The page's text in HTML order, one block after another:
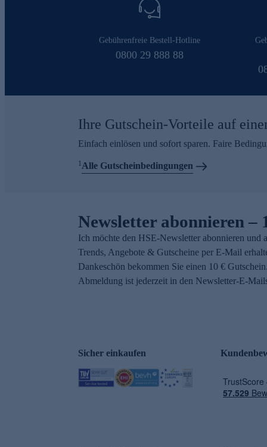
Gebührenfreie Bestell-Hotline
0800 29 888 88
Ihre Gutschein-Vorteile auf
Einfach einlösen und sofort sparen. Faire
1Alle Gutscheinbedingungen
Newsletter abonnieren –
Ich möchte den HSE-Newsletter abonnieren und
Trends, Angebote & Gutscheine per E-Mail
Dankeschön bekommen Sie einen 10 €
Abmeldung ist jederzeit in den Newsletter-E-
Sicher einkaufen